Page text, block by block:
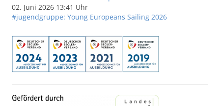
02. Juni 2026 13:41 Uhr
#jugendgruppe: Young Europeans Sailing 2026